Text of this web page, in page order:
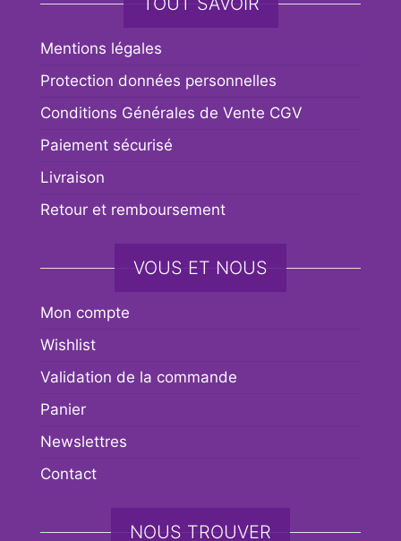
Mentions légales
Protection données personnelles
Conditions Générales de Vente CGV
Paiement sécurisé
Livraison
Retour et remboursement
VOUS ET NOUS
Mon compte
Wishlist
Validation de la commande
Panier
Newslettres
Contact
NOUS TROUVER